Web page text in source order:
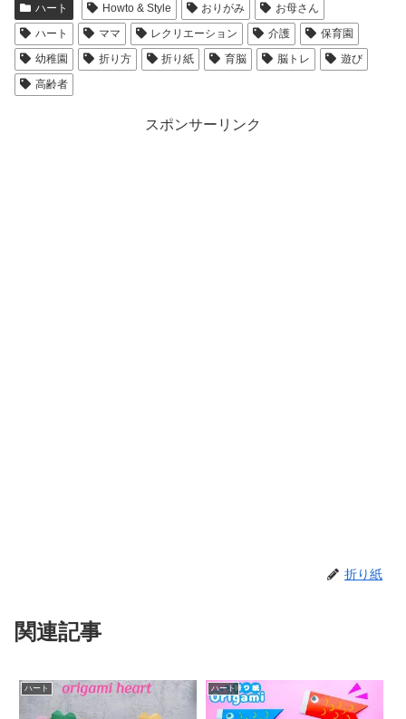
ハート Howto & Style おりがみ
お母さん
ハート
ママ レクリエーション 介護
保育園
幼稚園
折り方 折り紙 育脳 脳トレ
遊び
高齢者
スポンサーリンク
折り紙
関連記事
ハート ハート